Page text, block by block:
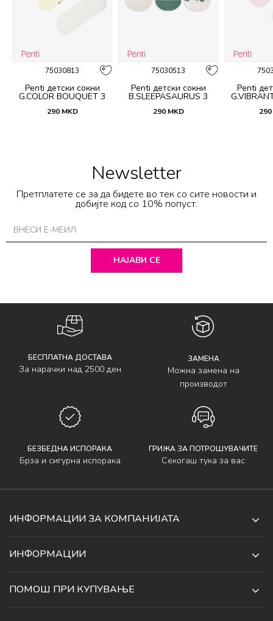
75030813
Penti детски сокни
G.COLOR BOUQUET 3
PACK PTK
290 MKD
75030513
Penti детски сокни
B.SLEEPASAURUS 3
290 MKD
Penti
290
Newsletter
Претплатете се за да бидете во тек со сите новости и
добијте код со 10% попуст.
НАЈАВИ СЕ
БЕСПЛАТНА ДОСТАВА
За нарачки над 2500 ден
ЗАМЕНА
Можна замена на
производот
БЕЗБЕДНА ИСПОРАКА
Брза и сигурна испорака
ГРИЖА ЗА ПОТРОШУВАЧИТЕ
Секогаш тука за вас
ИНФОРМАЦИИ ЗА КОМПАНИЈАТА
СКОПЈЕ, МАКЕДОНИЈА
ИНФОРМАЦИИ
ПОМОШ ПРИ КУПУВАЊЕ